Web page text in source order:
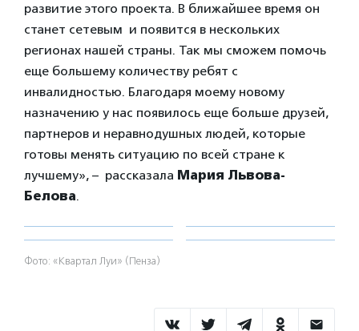
развитие этого проекта. В ближайшее время он
станет сетевым и появится в нескольких
регионах нашей страны. Так мы сможем помочь
еще большему количеству ребят с
инвалидностью. Благодаря моему новому
назначению у нас появилось еще больше друзей,
партнеров и неравнодушных людей, которые
готовы менять ситуацию по всей стране к
лучшему», – рассказала Мария Львова-
Белова.
Фото: «Квартал Луи» (Пенза)